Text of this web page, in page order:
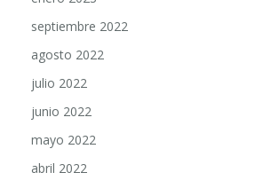
septiembre 2022
agosto 2022
julio 2022
junio 2022
mayo 2022
abril 2022
marzo 2022